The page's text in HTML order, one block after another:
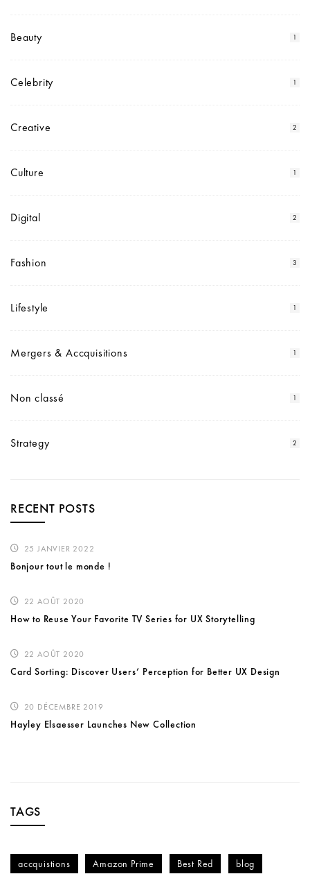
Beauty 1
Celebrity 1
Creative 2
Culture 1
Digital 2
Fashion 3
Lifestyle 1
Mergers & Accquisitions 1
Non classé 1
Strategy 2
RECENT POSTS
25 JANVIER 2022
Bonjour tout le monde !
22 AOÛT 2020
How to Reuse Your Favorite TV Series for UX Storytelling
22 AOÛT 2020
Card Sorting: Discover Users’ Perception for Better UX Design
20 DÉCEMBRE 2019
Hayley Elsaesser Launches New Collection
TAGS
accquistions Amazon Prime Best Red blog